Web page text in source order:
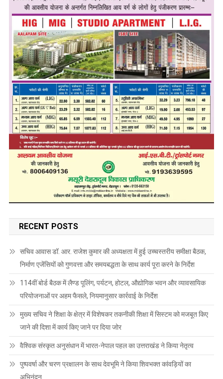
RECENT POSTS
सचिव आवास डॉ. आर. राजेश कुमार की अध्यक्षता में हुई उच्चस्तरीय समीक्षा बैठक,
निर्माण एजेंसियों को गुणवत्ता और समयबद्धता के साथ कार्य पूरा करने के निर्देश
114वीं बोर्ड बैठक में लैण्ड पूलिंग, पर्यटन, होटल, औद्योगिक भवन और व्यावसायिक
परियोजनाओं पर अहम फैसले, नियमानुसार कार्रवाई के निर्देश
मुख्य सचिव ने शिक्षा के क्षेत्र में विशेषकर तकनीकी शिक्षा में सिस्टम को मजबूत किए
जाने की दिशा में कार्य किए जाने पर दिया जोर
वैश्विक संस्कृत अनुसंधान में भारत-नेपाल पहल का उत्तराखंड ने किया नेतृत्व
पुष्पवर्षा और चरण प्रक्षालन के साथ देवभूमि ने किया शिवभक्त कांवड़ियों का
अभिनंदन